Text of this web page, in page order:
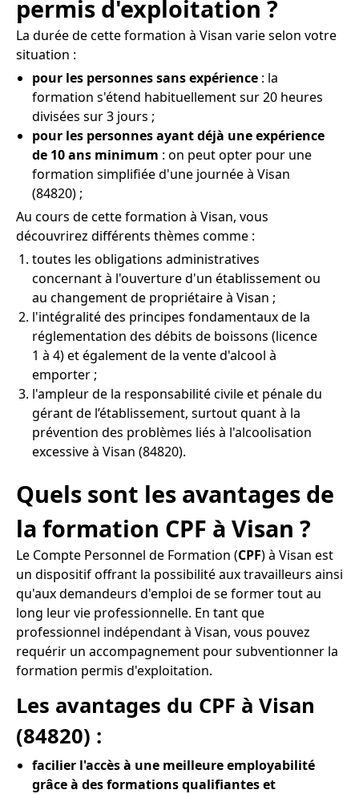
permis d'exploitation ?
La durée de cette formation à Visan varie selon votre
situation :
pour les personnes sans expérience : la
formation s'étend habituellement sur 20 heures
divisées sur 3 jours ;
pour les personnes ayant déjà une expérience
de 10 ans minimum : on peut opter pour une
formation simplifiée d'une journée à Visan
(84820) ;
Au cours de cette formation à Visan, vous
découvrirez différents thèmes comme :
toutes les obligations administratives
concernant à l'ouverture d'un établissement ou
au changement de propriétaire à Visan ;
l'intégralité des principes fondamentaux de la
réglementation des débits de boissons (licence
1 à 4) et également de la vente d'alcool à
emporter ;
l'ampleur de la responsabilité civile et pénale du
gérant de l’établissement, surtout quant à la
prévention des problèmes liés à l'alcoolisation
excessive à Visan (84820).
Quels sont les avantages de
la formation CPF à Visan ?
Le Compte Personnel de Formation (CPF) à Visan est
un dispositif offrant la possibilité aux travailleurs ainsi
qu'aux demandeurs d'emploi de se former tout au
long leur vie professionnelle. En tant que
professionnel indépendant à Visan, vous pouvez
requérir un accompagnement pour subventionner la
formation permis d'exploitation.
Les avantages du CPF à Visan
(84820) :
facilier l'accès à une meilleure employabilité
grâce à des formations qualifiantes et